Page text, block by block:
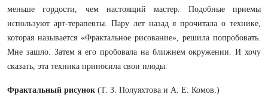
меньше гордости, чем настоящий мастер. Подобные приемы
используют арт-терапевты. Пару лет назад я прочитала о технике,
которая называется «Фрактальное рисование», решила попробовать.
Мне зашло. Затем я его пробовала на ближнем окружении. И хочу
сказать, эта техника приносила свои плоды.
Фрактальный рисунок (Т. 3. Полуяхтова и А. Е. Комов.)